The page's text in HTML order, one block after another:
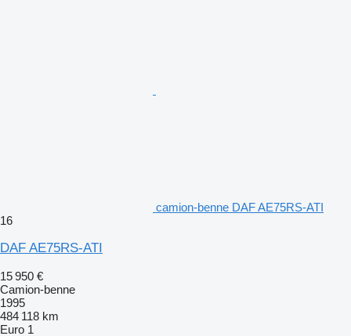
camion-benne DAF AE75RS-ATI
16
DAF AE75RS-ATI
15 950 €
Camion-benne
1995
484 118 km
Euro 1